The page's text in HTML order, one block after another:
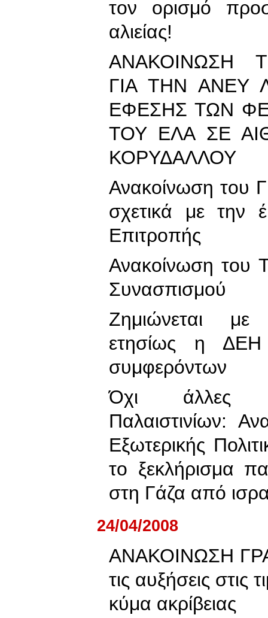
τον ορισμό
αλιείας!
ΑΝΑΚΟΙΝΩΣΗ
ΓΙΑ ΤΗΝ ΑΝΕΥ
ΕΦΕΣΗΣ ΤΩΝ
ΤΟΥ ΕΛΑ ΣΕ
ΚΟΡΥΔΑΛΛΟΥ
Ανακοίνωση του
σχετικά με την
Επιτροπής
Ανακοίνωση του
Συνασπισμού
Ζημιώνεται με
ετησίως η ΔΕΗ
συμφερόντων
Όχι άλλες
Παλαιστινίων:
Εξωτερικής
το ξεκλήρισμα
στη Γάζα από
24/04/2008
ΑΝΑΚΟΙΝΩΣΗ
τις αυξήσεις στις
κύμα ακρίβειας